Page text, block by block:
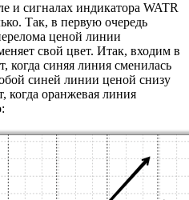
и сигналах индикатора WATR
Так, в первую очередь
ценой линии
свой цвет. Итак, входим в
синяя линия сменилась
синей линии ценой снизу
когда оранжевая линия